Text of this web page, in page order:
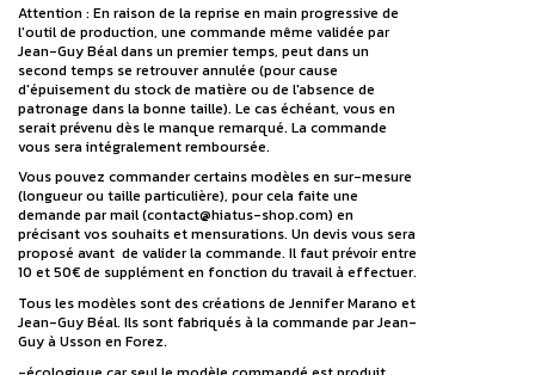
Attention : En raison de la reprise en main progressive de
l'outil de production, une commande même validée par
Jean-Guy Béal dans un premier temps, peut dans un
second temps se retrouver annulée (pour cause
d'épuisement du stock de matière ou de l'absence de
patronage dans la bonne taille). Le cas échéant, vous en
serait prévenu dès le manque remarqué. La commande
vous sera intégralement remboursée.
Vous pouvez commander certains modèles en sur-mesure
(longueur ou taille particulière), pour cela faite une
demande par mail (contact@hiatus-shop.com) en
précisant vos souhaits et mensurations. Un devis vous sera
proposé avant de valider la commande. Il faut prévoir entre
10 et 50€ de supplément en fonction du travail à effectuer.
Tous les modèles sont des créations de Jennifer Marano et
Jean-Guy Béal. Ils sont fabriqués à la commande par Jean-
Guy à Usson en Forez.